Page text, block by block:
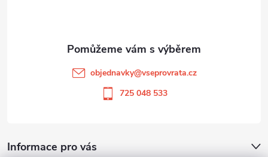
objednavky@vseprovrata.cz
725 048 533
Informace pro vás